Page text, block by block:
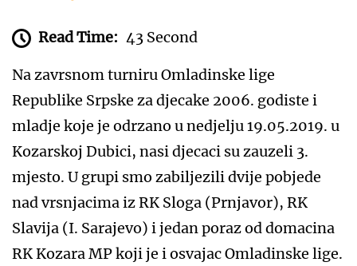
Read Time: 43 Second
Na zavrsnom turniru Omladinske lige
Republike Srpske za djecake 2006. godiste i
mladje koje je odrzano u nedjelju 19.05.2019. u
Kozarskoj Dubici, nasi djecaci su zauzeli 3.
mjesto. U grupi smo zabiljezili dvije pobjede
nad vrsnjacima iz RK Sloga (Prnjavor), RK
Slavija (I. Sarajevo) i jedan poraz od domacina
RK Kozara MP koji je i osvajac Omladinske lige.